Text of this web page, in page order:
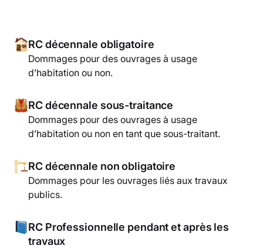
RC décennale obligatoire
Dommages pour des ouvrages à usage
d’habitation ou non.
RC décennale sous-traitance
Dommages pour des ouvrages à usage
d’habitation ou non en tant que sous-traitant.
RC décennale non obligatoire
Dommages pour les ouvrages liés aux travaux
publics.
RC Professionnelle pendant et après les
travaux